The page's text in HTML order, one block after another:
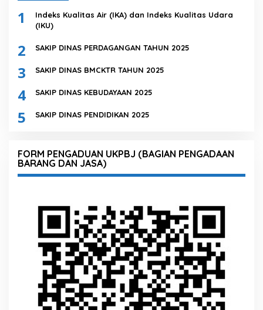
1
Indeks Kualitas Air (IKA) dan Indeks Kualitas Udara
(IKU)
2 SAKIP DINAS PERDAGANGAN TAHUN 2025
3 SAKIP DINAS BMCKTR TAHUN 2025
4 SAKIP DINAS KEBUDAYAAN 2025
5 SAKIP DINAS PENDIDIKAN 2025
FORM PENGADUAN UKPBJ (BAGIAN PENGADAAN
BARANG DAN JASA)